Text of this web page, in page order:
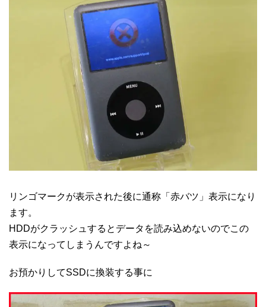
リンゴマークが表示された後に通称「赤バツ」表示になり
ます。
HDDがクラッシュするとデータを読み込めないのでこの
表示になってしまうんですよね～
お預かりしてSSDに換装する事に